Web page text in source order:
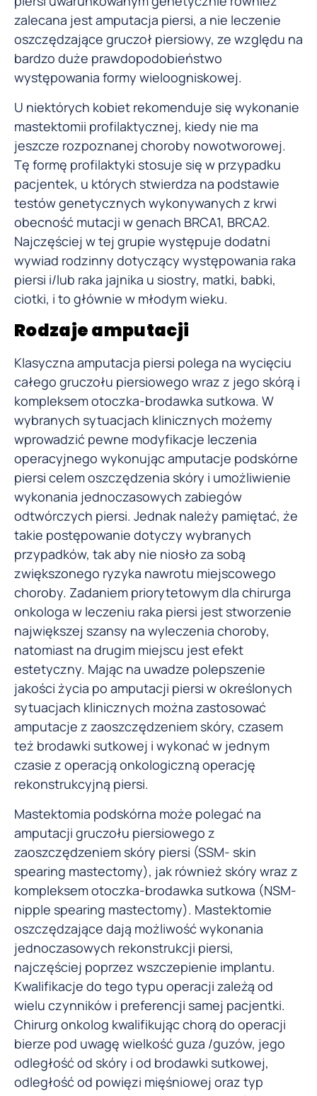
zalecana jest amputacja piersi, a nie leczenie
oszczędzające gruczoł piersiowy, ze względu na
bardzo duże prawdopodobieństwo
występowania formy wieloogniskowej.
U niektórych kobiet rekomenduje się wykonanie
mastektomii profilaktycznej, kiedy nie ma
jeszcze rozpoznanej choroby nowotworowej.
Tę formę profilaktyki stosuje się w przypadku
pacjentek, u których stwierdza na podstawie
testów genetycznych wykonywanych z krwi
obecność mutacji w genach BRCA1, BRCA2.
Najczęściej w tej grupie występuje dodatni
wywiad rodzinny dotyczący występowania raka
piersi i/lub raka jajnika u siostry, matki, babki,
ciotki, i to głównie w młodym wieku.
Rodzaje amputacji
Klasyczna amputacja piersi polega na wycięciu
całego gruczołu piersiowego wraz z jego skórą i
kompleksem otoczka-brodawka sutkowa. W
wybranych sytuacjach klinicznych możemy
wprowadzić pewne modyfikacje leczenia
operacyjnego wykonując amputacje podskórne
piersi celem oszczędzenia skóry i umożliwienie
wykonania jednoczasowych zabiegów
odtwórczych piersi. Jednak należy pamiętać, że
takie postępowanie dotyczy wybranych
przypadków, tak aby nie niosło za sobą
zwiększonego ryzyka nawrotu miejscowego
choroby. Zadaniem priorytetowym dla chirurga
onkologa w leczeniu raka piersi jest stworzenie
największej szansy na wyleczenia choroby,
natomiast na drugim miejscu jest efekt
estetyczny. Mając na uwadze polepszenie
jakości życia po amputacji piersi w określonych
sytuacjach klinicznych można zastosować
amputacje z zaoszczędzeniem skóry, czasem
też brodawki sutkowej i wykonać w jednym
czasie z operacją onkologiczną operację
rekonstrukcyjną piersi.
Mastektomia podskórna może polegać na
amputacji gruczołu piersiowego z
zaoszczędzeniem skóry piersi (SSM- skin
spearing mastectomy), jak również skóry wraz z
kompleksem otoczka-brodawka sutkowa (NSM-
nipple spearing mastectomy). Mastektomie
oszczędzające dają możliwość wykonania
jednoczasowych rekonstrukcji piersi,
najczęściej poprzez wszczepienie implantu.
Kwalifikacje do tego typu operacji zależą od
wielu czynników i preferencji samej pacjentki.
Chirurg onkolog kwalifikując chorą do operacji
bierze pod uwagę wielkość guza /guzów, jego
odległość od skóry i od brodawki sutkowej,
odległość od powięzi mięśniowej oraz typ